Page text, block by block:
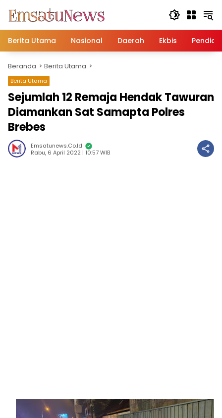
konten
Berita Utama
Nasional Daerah Ekbis
Beranda Berita Utama
Berita Utama
Sejumlah 12 Remaja Hendak Tawuran
Diamankan Sat Samapta Polres
Brebes
Emsatunews.co.id
Rabu, 6 April 2022 | 10:57 WIB